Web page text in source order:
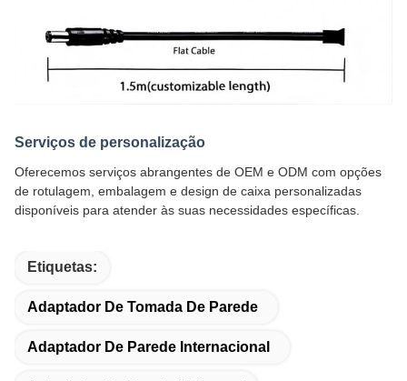
Serviços de personalização
Oferecemos serviços abrangentes de OEM e ODM com opções
de rotulagem, embalagem e design de caixa personalizadas
disponíveis para atender às suas necessidades específicas.
Etiquetas:
Adaptador De Tomada De Parede
Adaptador De Parede Internacional